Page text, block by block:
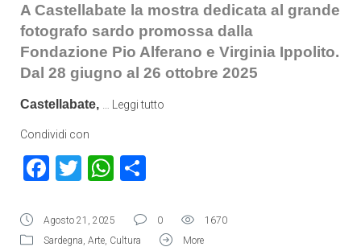
A Castellabate la mostra dedicata al grande
fotografo sardo promossa dalla
Fondazione Pio Alferano e Virginia Ippolito.
Dal 28 giugno al 26 ottobre 2025
Castellabate, Leggi tutto
Condividi con
Facebook
TwitterWhatsApp
Agosto 21, 2025 0
1670
Sardegna, Arte, Cultura More